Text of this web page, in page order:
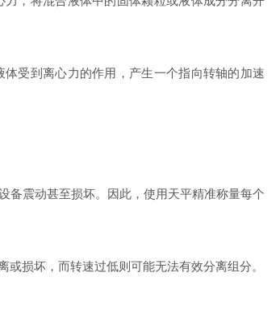
受到离心力的作用，产生一个指向转轴的加速
震动甚至损坏。因此，使用天平精准称量每个
损坏，而转速过低则可能无法有效分离组分。